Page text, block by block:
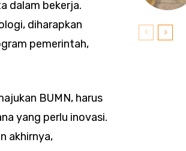
dalam bekerja.
diharapkan
pemerintah,
BUMN, harus
yang perlu inovasi.
akhirnya,